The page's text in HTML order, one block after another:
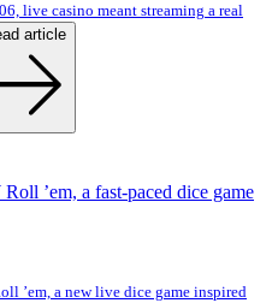
live casino meant streaming a real
article
’em, a fast-paced dice game
’em, a new live dice game inspired